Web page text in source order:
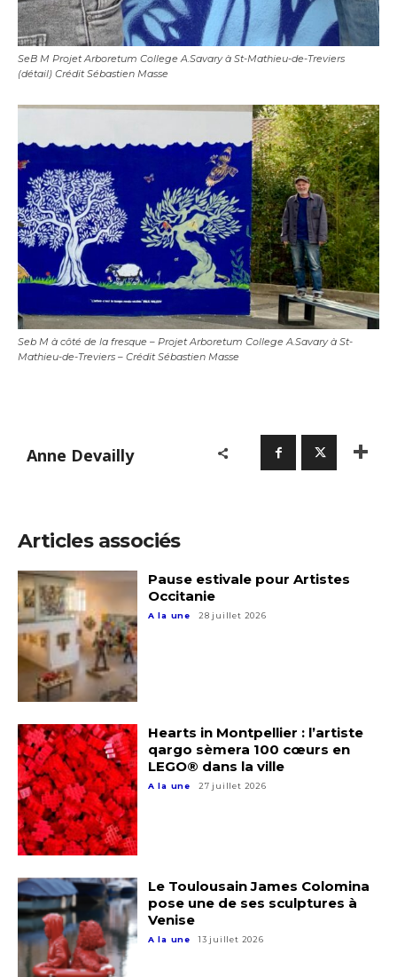
Nom
Prénom
Statut / Organisation
J'accepte les termes et conditions
* Champ obligatoire
Adresse email*
Nom
Prénom
Statut / Organisation
J'accepte lestermes et conditions
SeB M Projet Arboretum College A.Savary à St-Mathieu-de-Treviers
(détail) Crédit Sébastien Masse
Seb M à côté de la fresque – Projet Arboretum College A.Savary à St-
Mathieu-de-Treviers – Crédit Sébastien Masse
Anne Devailly
Articles associés
Pause estivale pour Artistes
Occitanie
A la une 28 juillet 2026
Hearts in Montpellier : l’artiste
qargo sèmera 100 cœurs en
LEGO® dans la ville
A la une 27 juillet 2026
Le Toulousain James Colomina
pose une de ses sculptures à
Venise
A la une 13 juillet 2026